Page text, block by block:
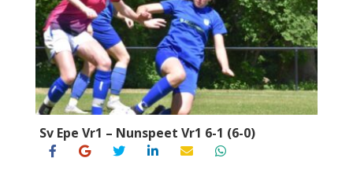
Sv Epe Vr1 – Nunspeet Vr1 6-1 (6-0)